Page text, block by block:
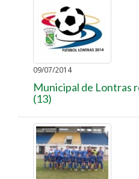
09/07/2014
Municipal de Lontras
(13)